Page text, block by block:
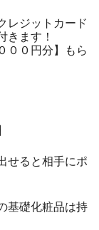
レジットカード
きます！
００円分】もら
せると相手にポ
基礎化粧品は持